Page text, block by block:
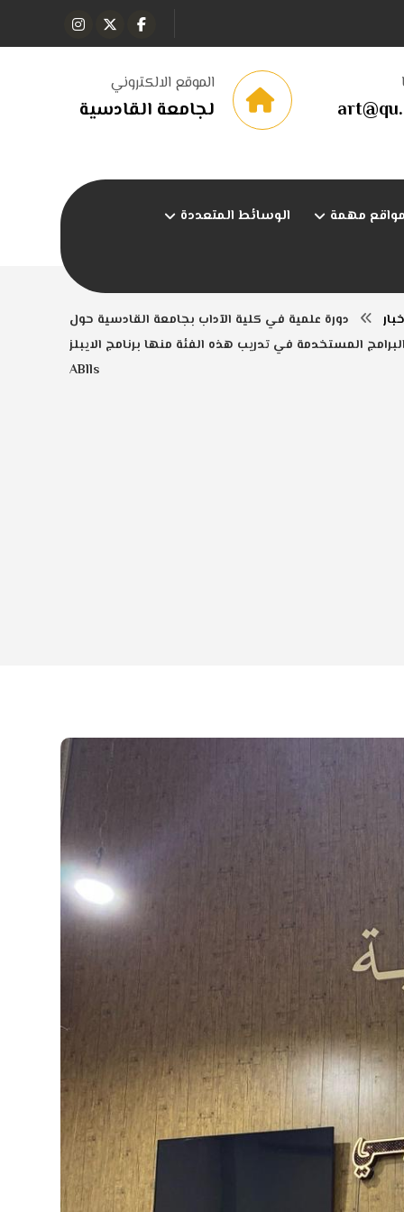
الموقع الالكتروني
لجامعة القادسية
مهمة الوسائط المتعددة
دورة علمية في كلية الآداب بجامعة القادسية حول
المستخدمة في تدريب هذه الفئة منها برنامج الايبلز
ABlls